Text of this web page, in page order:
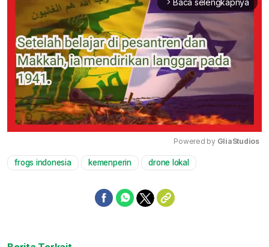
arrow_forward_ios
Powered by GliaStudios
frogs indonesia kemenperin drone lokal